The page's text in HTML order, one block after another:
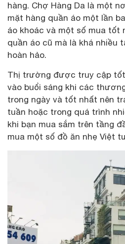
hàng. Chợ Hàng Da là một
mặt hàng quần áo một lần
áo khoác và một số mua tốt
quần áo cũ mà là khá nhiều
hoàn hảo.
Thị trường được truy cập
vào buổi sáng khi các
trong ngày và tốt nhất nên
tuần hoặc trong quá trình
khi bạn mua sắm trên tầng
mua một số đồ ăn nhẹ Việt